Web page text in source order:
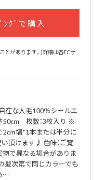
ｸﾞで購入
があります。(詳細は各ECサ
在な人毛100％シールエ
50cm 枚数：3枚入り ※
2cm幅*1本または半分に
頂けます♪ 色味：ご覧
で異なる場合がありま
髪次第で同じカラーでも
…